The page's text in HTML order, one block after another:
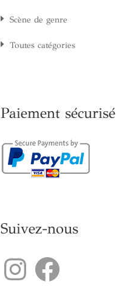
Scène de genre
Toutes catégories
Paiement sécurisé
Suivez-nous
Instagram Facebook